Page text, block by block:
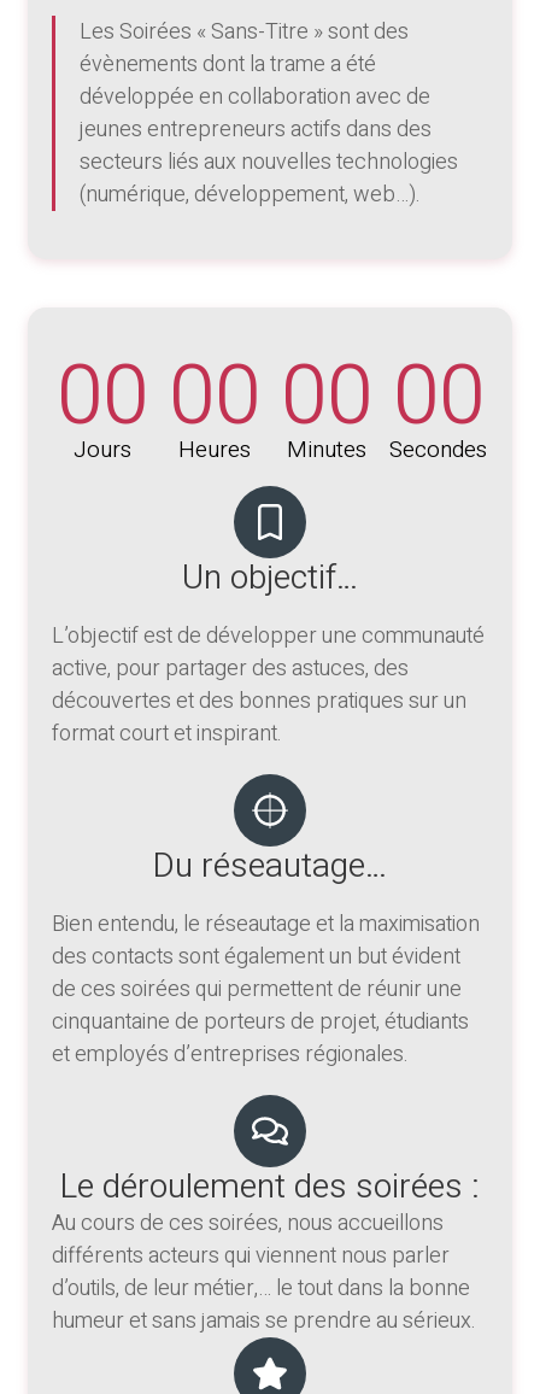
Les Soirées « Sans-Titre » sont des
évènements dont la trame a été
développée en collaboration avec de
jeunes entrepreneurs actifs dans des
secteurs liés aux nouvelles technologies
(numérique, développement, web…).
00
Jours 00
Heures 00
Minutes 00
Secondes
Un objectif…
L’objectif est de développer une communauté
active, pour partager des astuces, des
découvertes et des bonnes pratiques sur un
format court et inspirant.
Du réseautage…
Bien entendu, le réseautage et la maximisation
des contacts sont également un but évident
de ces soirées qui permettent de réunir une
cinquantaine de porteurs de projet, étudiants
et employés d’entreprises régionales.
Le déroulement des soirées :
Au cours de ces soirées, nous accueillons
différents acteurs qui viennent nous parler
d’outils, de leur métier,… le tout dans la bonne
humeur et sans jamais se prendre au sérieux.